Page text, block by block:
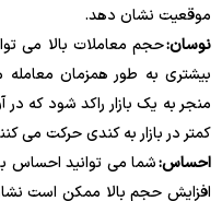
موقعیت نشان دهد.
نوسان:حجم معاملات بالا می
بیشتری به طور همزمان
منجر به یک بازار راکد شود که
کمتر در بازار به کندی حرکت می
احساس:شما می توانید احساس
افزایش حجم بالا ممکن است